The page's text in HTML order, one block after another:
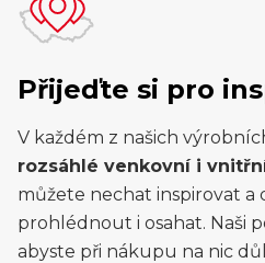
Přijeďte si pro
V každém z našich
rozsáhlé venkovní i
můžete nechat inspirovat a
prohlédnout i osahat. Naši
abyste při nákupu na nic